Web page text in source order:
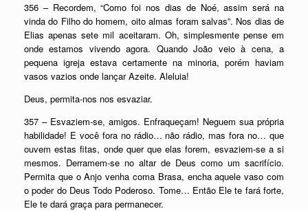
356 – Recordem, “Como foi nos dias de Noé, assim será na
vinda do Filho do homem, oito almas foram salvas”. Nos dias de
Elias apenas sete mil aceitaram. Oh, simplesmente pense em
onde estamos vivendo agora. Quando João veio à cena, a
pequena igreja estava certamente na minoria, porém haviam
vasos vazios onde lançar Azeite. Aleluia!
Deus, permita-nos nos esvaziar.
357 – Esvaziem-se, amigos. Enfraqueçam! Neguem sua própria
habilidade! E você fora no rádio… não rádio, mas fora no… que
ouvem estas fitas, onde quer que elas forem, esvaziem-se a si
mesmos. Derramem-se no altar de Deus como um sacrifício.
Permita que o Anjo venha coma Brasa, encha aquele vaso com
o poder do Deus Todo Poderoso. Tome… Então Ele te fará forte,
Ele te dará graça para permanecer.